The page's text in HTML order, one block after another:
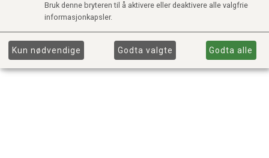
Bruk denne bryteren til å aktivere eller deaktivere alle valgfrie
informasjonkapsler.
Kun nødvendige Godta valgte Godta alle